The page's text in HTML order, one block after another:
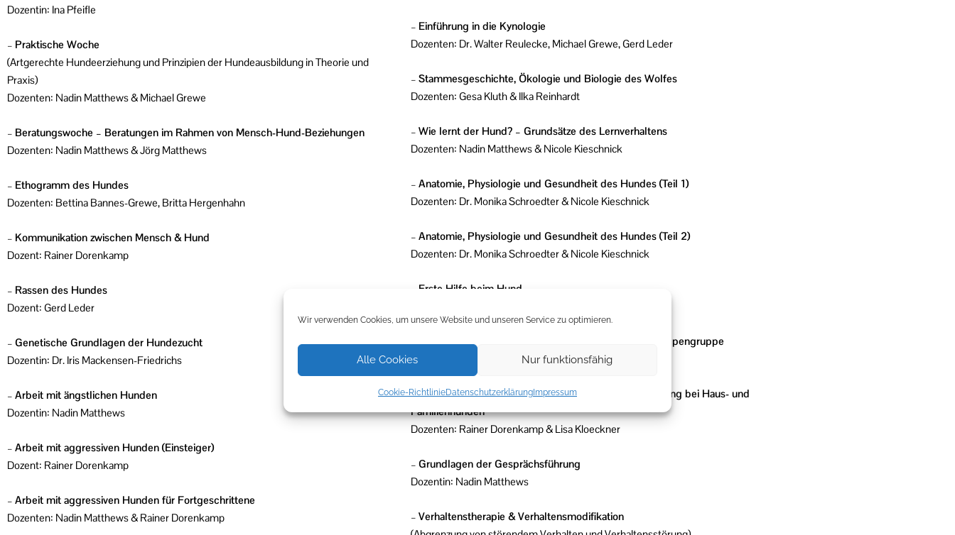
Wir verwenden Cookies, um unsere Website und unseren Service zu optimieren.
Alle Cookies Nur funktionsfähig
Cookie-RichtlinieDatenschutzerklärungImpressum
Dozentin: Ina Pfeifle
– Praktische Woche
(Artgerechte Hundeerziehung und Prinzipien der Hundeausbildung in Theorie und
Praxis)
Dozenten: Nadin Matthews & Michael Grewe
– Beratungswoche – Beratungen im Rahmen von Mensch-Hund-Beziehungen
Dozenten: Nadin Matthews & Jörg Matthews
– Ethogramm des Hundes
Dozenten: Bettina Bannes-Grewe, Britta Hergenhahn
– Kommunikation zwischen Mensch & Hund
Dozent: Rainer Dorenkamp
– Rassen des Hundes
Dozent: Gerd Leder
– Genetische Grundlagen der Hundezucht
Dozentin: Dr. Iris Mackensen-Friedrichs
– Arbeit mit ängstlichen Hunden
Dozentin: Nadin Matthews
– Arbeit mit aggressiven Hunden (Einsteiger)
Dozent: Rainer Dorenkamp
– Arbeit mit aggressiven Hunden für Fortgeschrittene
Dozenten: Nadin Matthews & Rainer Dorenkamp
– Einführung in die Kynologie
Dozenten: Dr. Walter Reulecke, Michael Grewe, Gerd Leder
– Stammesgeschichte, Ökologie und Biologie des Wolfes
Dozenten: Gesa Kluth & Ilka Reinhardt
– Wie lernt der Hund? – Grundsätze des Lernverhaltens
Dozenten: Nadin Matthews & Nicole Kieschnick
– Anatomie, Physiologie und Gesundheit des Hundes (Teil 1)
Dozenten: Dr. Monika Schroedter & Nicole Kieschnick
– Anatomie, Physiologie und Gesundheit des Hundes (Teil 2)
Dozenten: Dr. Monika Schroedter & Nicole Kieschnick
Erste Hilfe beim Hund
–Welpenentwicklung und Erziehung – Aufbau einer Welpengruppe
Dozentin: Bettina Bannes-Grewe
–Möglichkeiten und Grenzen von Spiel und Beschäftigung bei Haus- und
Familienhunden
Dozenten: Rainer Dorenkamp & Lisa Kloeckner
– Grundlagen der Gesprächsführung
Dozentin: Nadin Matthews
– Verhaltenstherapie & Verhaltensmodifikation